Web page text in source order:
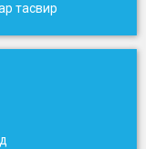
тасвир